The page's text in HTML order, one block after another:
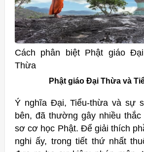
Cách phân biệt Phật giáo
Thừa
Phật giáo Đại Thừa và
Ý nghĩa Đại, Tiểu-thừa và sự
bên, đã thường gây nhiều
sơ cơ học Phật. Để giải thích
nghi ấy, trong tiết thứ nhất